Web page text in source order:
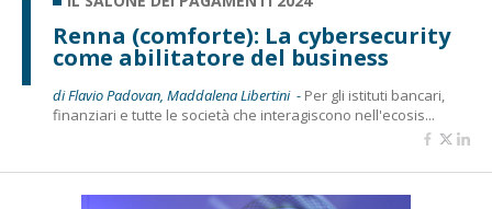
Renna (comforte): La cybersecurity
come abilitatore del business
di Flavio Padovan, Maddalena Libertini - Per gli istituti bancari,
finanziari e tutte le società che interagiscono nell'ecosis...